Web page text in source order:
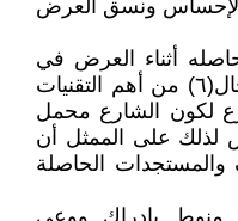
الإحساس ونسق العرض
أثناء العرض في
عروض مسرح الشارع يعد الارتجال(٦) من أهم التقنيات
لكون الشارع محمل
لذلك على الممثل أن
الحاصلة